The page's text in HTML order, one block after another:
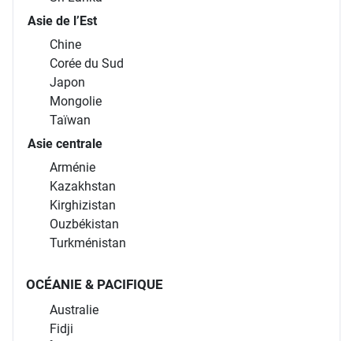
Asie de l’Est
Chine
Corée du Sud
Japon
Mongolie
Taïwan
Asie centrale
Arménie
Kazakhstan
Kirghizistan
Ouzbékistan
Turkménistan
OCÉANIE & PACIFIQUE
Australie
Fidji